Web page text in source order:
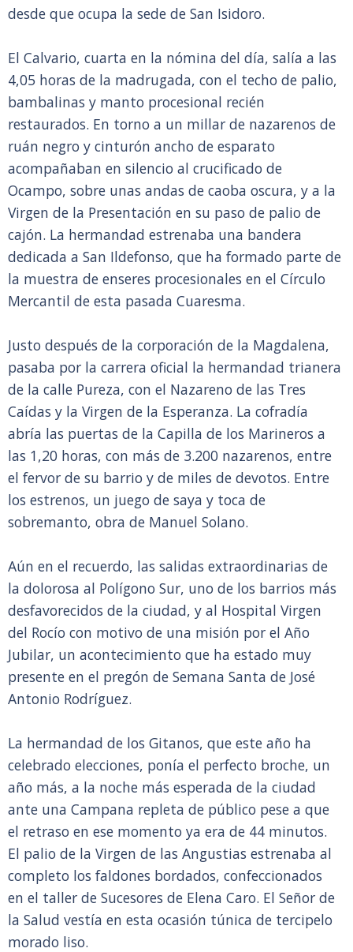
desde que ocupa la sede de San Isidoro.
El Calvario, cuarta en la nómina del día, salía a las
4,05 horas de la madrugada, con el techo de palio,
bambalinas y manto procesional recién
restaurados. En torno a un millar de nazarenos de
ruán negro y cinturón ancho de esparato
acompañaban en silencio al crucificado de
Ocampo, sobre unas andas de caoba oscura, y a la
Virgen de la Presentación en su paso de palio de
cajón. La hermandad estrenaba una bandera
dedicada a San Ildefonso, que ha formado parte de
la muestra de enseres procesionales en el Círculo
Mercantil de esta pasada Cuaresma.
Justo después de la corporación de la Magdalena,
pasaba por la carrera oficial la hermandad trianera
de la calle Pureza, con el Nazareno de las Tres
Caídas y la Virgen de la Esperanza. La cofradía
abría las puertas de la Capilla de los Marineros a
las 1,20 horas, con más de 3.200 nazarenos, entre
el fervor de su barrio y de miles de devotos. Entre
los estrenos, un juego de saya y toca de
sobremanto, obra de Manuel Solano.
Aún en el recuerdo, las salidas extraordinarias de
la dolorosa al Polígono Sur, uno de los barrios más
desfavorecidos de la ciudad, y al Hospital Virgen
del Rocío con motivo de una misión por el Año
Jubilar, un acontecimiento que ha estado muy
presente en el pregón de Semana Santa de José
Antonio Rodríguez.
La hermandad de los Gitanos, que este año ha
celebrado elecciones, ponía el perfecto broche, un
año más, a la noche más esperada de la ciudad
ante una Campana repleta de público pese a que
el retraso en ese momento ya era de 44 minutos.
El palio de la Virgen de las Angustias estrenaba al
completo los faldones bordados, confeccionados
en el taller de Sucesores de Elena Caro. El Señor de
la Salud vestía en esta ocasión túnica de tercipelo
morado liso.